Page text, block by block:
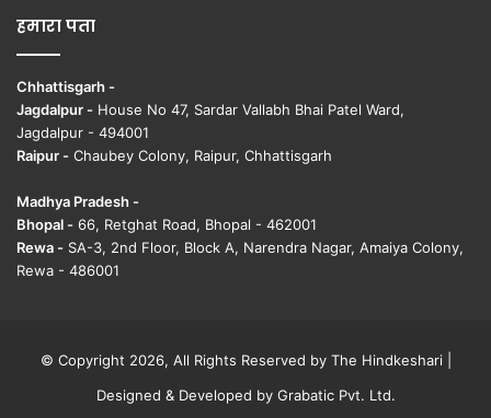
हमारा पता
Chhattisgarh -
Jagdalpur - House No 47, Sardar Vallabh Bhai Patel Ward,
Jagdalpur - 494001
Raipur - Chaubey Colony, Raipur, Chhattisgarh
Madhya Pradesh -
Bhopal - 66, Retghat Road, Bhopal - 462001
Rewa - SA-3, 2nd Floor, Block A, Narendra Nagar, Amaiya Colony,
Rewa - 486001
© Copyright 2026, All Rights Reserved by The Hindkeshari |
Designed & Developed by Grabatic Pvt. Ltd.